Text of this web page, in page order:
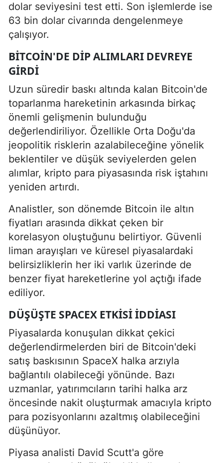
dolar seviyesini test etti. Son işlemlerde ise
63 bin dolar civarında dengelenmeye
çalışıyor.
BITCOIN'DE DIP ALIMLARI DEVREYE
GIRDI
Uzun süredir baskı altında kalan Bitcoin'de
toparlanma hareketinin arkasında birkaç
önemli gelişmenin bulunduğu
değerlendiriliyor. Özellikle Orta Doğu'da
jeopolitik risklerin azalabileceğine yönelik
beklentiler ve düşük seviyelerden gelen
alımlar, kripto para piyasasında risk iştahını
yeniden artırdı.
Analistler, son dönemde Bitcoin ile altın
fiyatları arasında dikkat çeken bir
korelasyon oluştuğunu belirtiyor. Güvenli
liman arayışları ve küresel piyasalardaki
belirsizliklerin her iki varlık üzerinde de
benzer fiyat hareketlerine yol açtığı ifade
ediliyor.
DÜŞÜŞTE SPACEX ETKISI IDDIASI
Piyasalarda konuşulan dikkat çekici
değerlendirmelerden biri de Bitcoin'deki
satış baskısının SpaceX halka arzıyla
bağlantılı olabileceği yönünde. Bazı
uzmanlar, yatırımcıların tarihi halka arz
öncesinde nakit oluşturmak amacıyla kripto
para pozisyonlarını azaltmış olabileceğini
düşünüyor.
Piyasa analisti David Scutt'a göre